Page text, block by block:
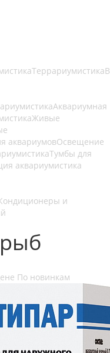
Террариумистика
Аквариумная
Живые
аквариумовОсвещение
Тумбы для
аквариумистика
и
По новинкам